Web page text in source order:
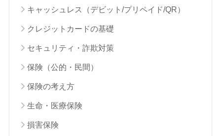
キャッシュレス（デビット/プリペイド/QR）
クレジットカードの基礎
セキュリティ・詐欺対策
保険（公的・民間）
保険の考え方
生命・医療保険
損害保険